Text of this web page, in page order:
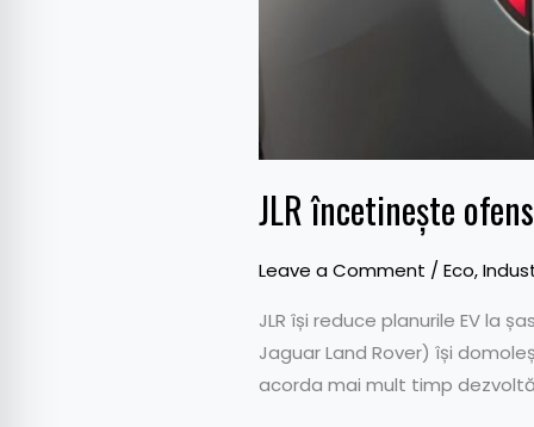
JLR încetinește
Leave a Comment / Eco,
JLR își reduce planurile EV la
Jaguar Land Rover) își
acorda mai mult timp